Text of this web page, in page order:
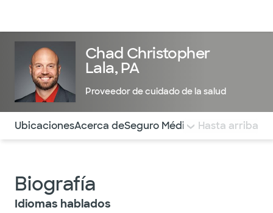
Chad Christopher
Lala, PA
Proveedor de cuidado de la salud
Utilice esta navegación para saltar rápidamente a
UbicacionesAcerca deSeguro Médico COMENTARIOS
Hasta arriba
Biografía
Idiomas hablados